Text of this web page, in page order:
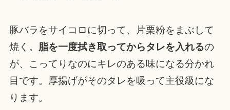
豚バラをサイコロに切って、片栗粉をまぶして
焼く。 脂を一度拭き取ってからタレを入れるの
が、こってりなのにキレのある味になる分かれ
目です。厚揚げがそのタレを吸って主役級にな
ります。